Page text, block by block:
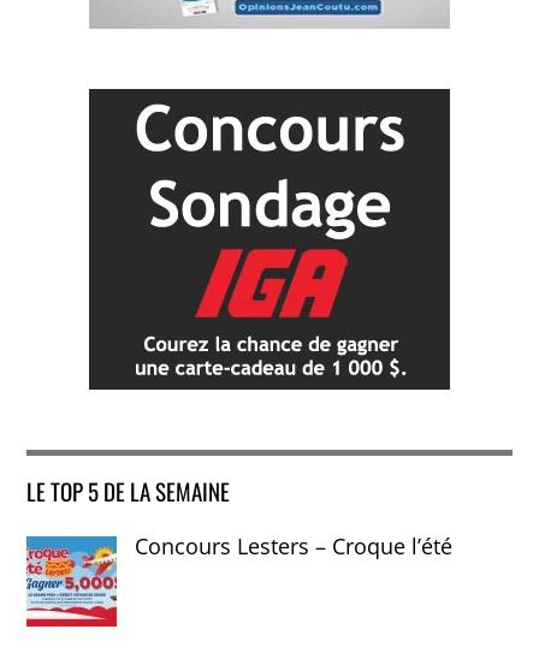
LE TOP 5 DE LA SEMAINE
Concours Lesters – Croque l’été